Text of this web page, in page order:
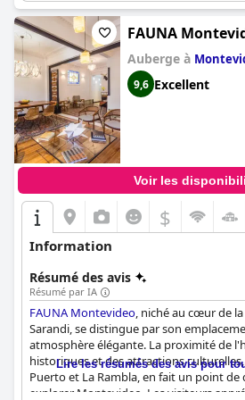
voyageurs seuls.
FAUNA
Auberge à
9,6 Excellent
Voir les
$
Information
Résumé des avis
Résumé par IA
FAUNA Montevideo, niché au cœur de
Sarandi, se distingue par son
atmosphère élégante. La proximité de
historiques et des attractions
Puerto et La Rambla, en fait un point
explorer Montevideo. Les visiteurs
Lire les résumés des avis pour